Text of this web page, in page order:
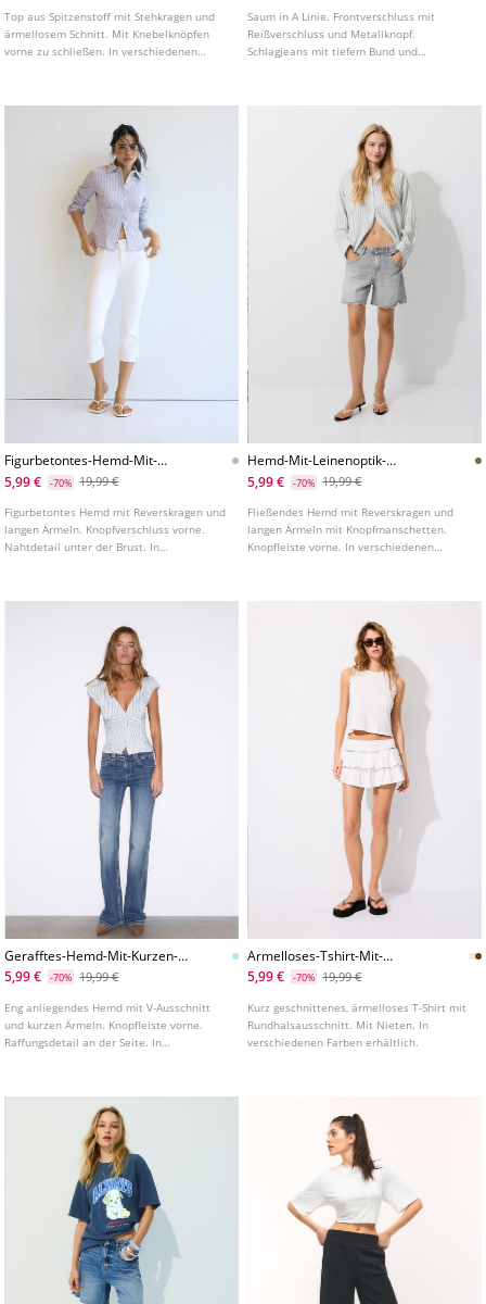
Top aus Spitzenstoff mit Stehkragen und
ärmellosem Schnitt. Mit Knebelknöpfen
vorne zu schließen. In verschiedenen
Saum in A Linie. Frontverschluss mit
Reißverschluss und Metallknopf.
Schlagjeans mit tiefem Bund und
verschiedenen Farben erhältlich.
Figurbetontes-Hemd-Mit-
Unterbrustnaht-L02033689
5,99 € -70% 19,99 €
Figurbetontes Hemd mit Reverskragen und
langen Ärmeln. Knopfverschluss vorne.
Nahtdetail unter der Brust. In
Hemd-Mit-Leinenoptik-
L02027622
5,99 € -70% 19,99 €
Fließendes Hemd mit Reverskragen und
langen Ärmeln mit Knopfmanschetten.
Knopfleiste vorne. In verschiedenen
Gerafftes-Hemd-Mit-Kurzen-
Armeln
5,99 € -70% 19,99 €
Eng anliegendes Hemd mit V-Ausschnitt
und kurzen Ärmeln. Knopfleiste vorne.
Raffungsdetail an der Seite. In
Armelloses-Tshirt-Mit-
Nietenstickerei
5,99 € -70% 19,99 €
Kurz geschnittenes, ärmelloses T-Shirt mit
Rundhalsausschnitt. Mit Nieten. In
verschiedenen Farben erhältlich.